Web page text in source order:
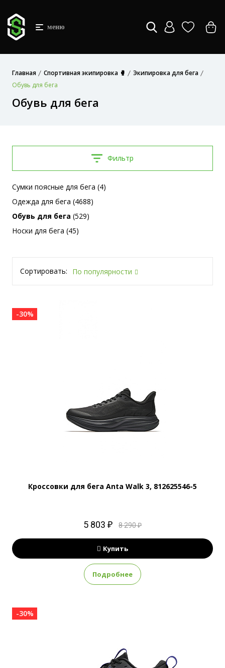
меню
Главная Спортивная экипировка 🥊
Экипировка для бега
Обувь для бега
Обувь для бега
Фильтр
Сумки поясные для бега (4)
Одежда для бега (4688)
Обувь для бега (529)
Носки для бега (45)
Сортировать: По популярности
-30%
Кроссовки для бега Anta Walk 3, 812625546-5
5 803 ₽ 8 290 ₽
Купить
Подробнее
-30%